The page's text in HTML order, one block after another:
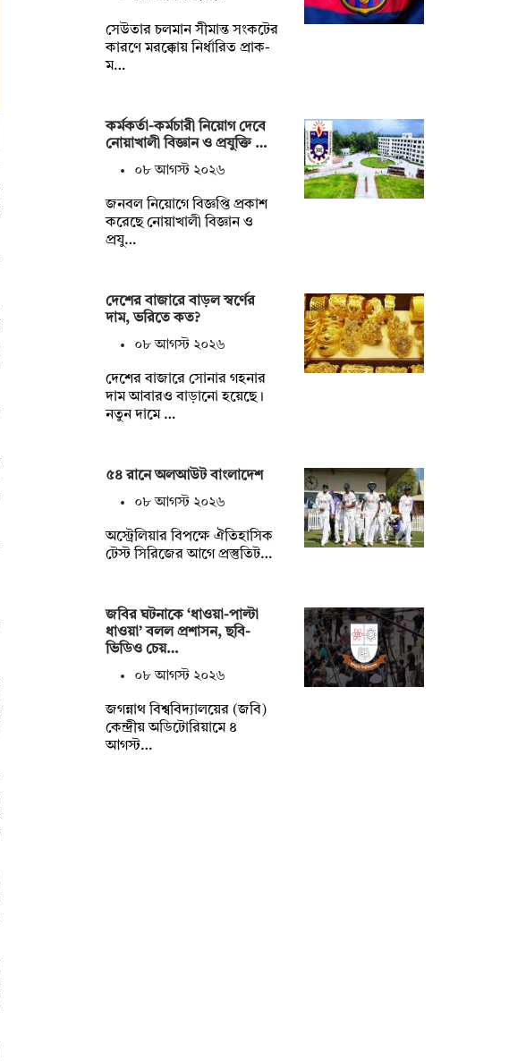
সেউতার চলমান সীমান্ত সংকটের
কারণে মরক্কোয় নির্ধারিত প্রাক-
ম…
কর্মকর্তা-কর্মচারী নিয়োগ দেবে
নোয়াখালী বিজ্ঞান ও প্রযুক্তি …
০৮ আগস্ট ২০২৬
জনবল নিয়োগে বিজ্ঞপ্তি প্রকাশ
করেছে নোয়াখালী বিজ্ঞান ও
প্রযু…
দেশের বাজারে বাড়ল স্বর্ণের
দাম, ভরিতে কত?
০৮ আগস্ট ২০২৬
দেশের বাজারে সোনার গহনার
দাম আবারও বাড়ানো হয়েছে।
নতুন দামে …
৫৪ রানে অলআউট বাংলাদেশ
০৮ আগস্ট ২০২৬
অস্ট্রেলিয়ার বিপক্ষে ঐতিহাসিক
টেস্ট সিরিজের আগে প্রস্তুতিট…
জবির ঘটনাকে ‘ধাওয়া-পাল্টা
ধাওয়া’ বলল প্রশাসন, ছবি-
ভিডিও চেয়…
০৮ আগস্ট ২০২৬
জগন্নাথ বিশ্ববিদ্যালয়ের (জবি)
কেন্দ্রীয় অডিটোরিয়ামে ৪
আগস্ট…